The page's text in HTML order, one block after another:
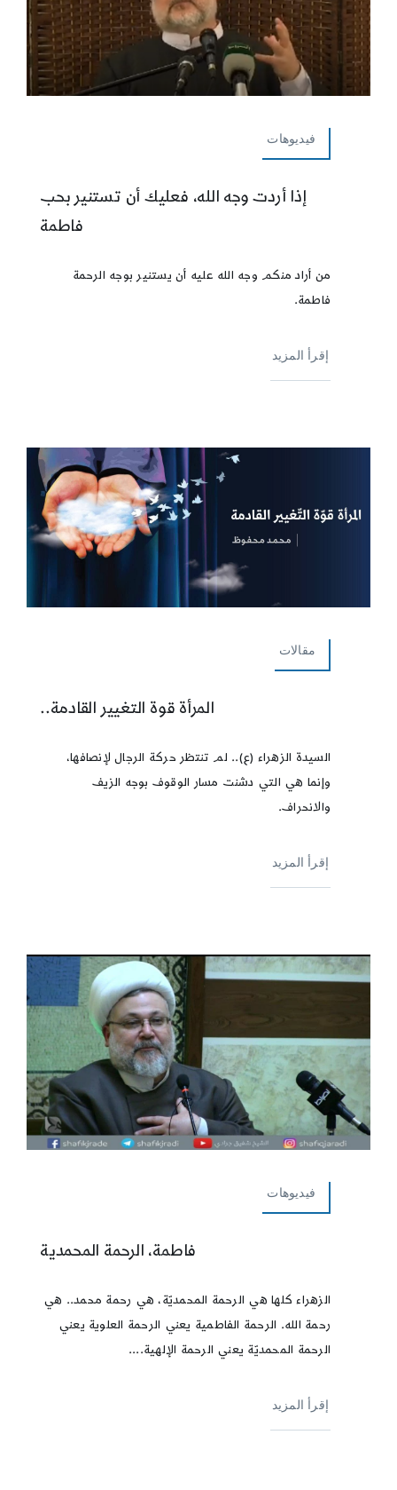
فيديوهات
إذا أردت وجه الله، فعليك أن تستنير بحب
فاطمة
من أراد منكم وجه الله عليه أن يستنير بوجه الرحمة
فاطمة.
إقرأ المزيد
مقالات
المرأة قوة التغيير القادمة..
السيدة الزهراء (ع).. لم تنتظر حركة الرجال لإنصافها،
وإنما هي التي دشنت مسار الوقوف بوجه الزيف
والانحراف.
إقرأ المزيد
فيديوهات
فاطمة، الرحمة المحمدية
الزهراء كلها هي الرحمة المحمديّة، هي رحمة محمد.. هي
رحمة الله. الرحمة الفاطمية يعني الرحمة العلوية يعني
الرحمة المحمديّة يعني الرحمة الإلهية....
إقرأ المزيد